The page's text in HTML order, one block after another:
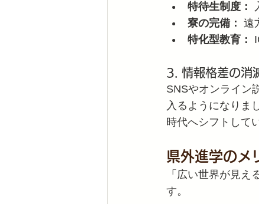
特待生制度：
寮の完備： 遠
特化型教育：
3. 情報格差の消
SNSやオンライン
入るようになりま
時代へシフトして
県外進学のメ
「広い世界が見
す。